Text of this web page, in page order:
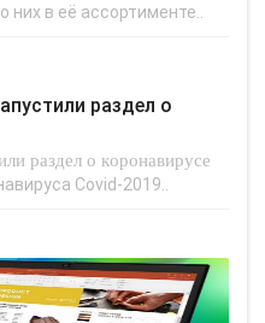
в её ассортименте..
раздел о коронавирусе
Covid-2019..